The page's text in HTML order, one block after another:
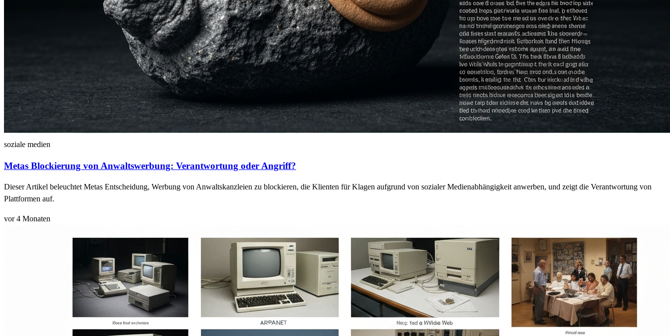
soziale medien
Metas Blockierung von Anwaltswerbung: Verantwortung oder Angriff?
Dieser Artikel beleuchtet Metas Entscheidung, Werbung von Anwaltskanzleien zu blockieren, die Klienten für Klagen aufgrund von sozialer Medienabhängigkeit anwerben, und zeigt die Verantwortung von
Plattformen auf.
vor 4 Monaten